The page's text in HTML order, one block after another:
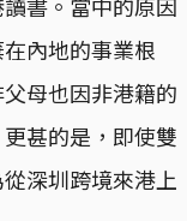
內地的事業根
母也因非港籍的
甚的是，即使雙
深圳跨境來港上